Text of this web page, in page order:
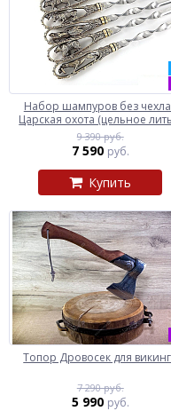
Набор шампуров без
Царская охота (цельное
9 390 руб.
7 590 руб.
Купить
Топор Дровосек для
7 290 руб.
5 990 руб.